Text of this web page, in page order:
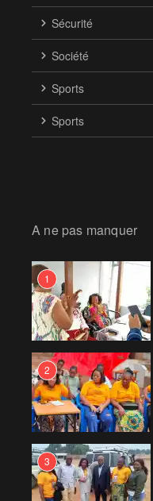
Sécurité
Société
Sports
Sports
A ne pas manquer
1
2
3